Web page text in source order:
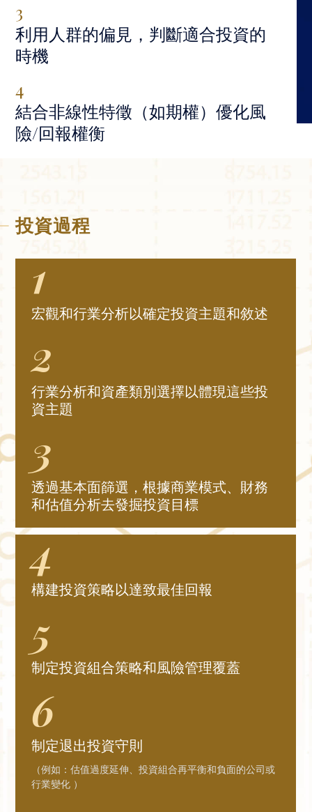
3
利用人群的偏見，判斷適合投資的
時機
4
結合非線性特徵（如期權）優化風
險/回報權衡
投資過程
1
宏觀和行業分析以確定投資主題和敘述
2
行業分析和資產類別選擇以體現這些投
資主題
3
透過基本面篩選，根據商業模式、財務
和估值分析去發掘投資目標
4
構建投資策略以達致最佳回報
5
制定投資組合策略和風險管理覆蓋
6
制定退出投資守則
（例如：估值過度延伸、投資組合再平衡和負面的公司或
行業變化 ）